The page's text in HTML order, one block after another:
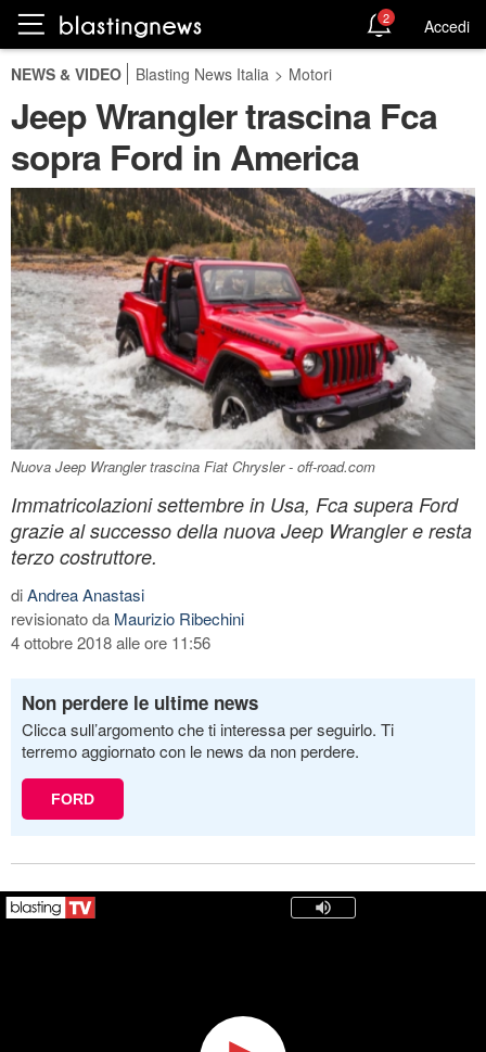
2 Accedi
NEWS & VIDEO Blasting News Italia > Motori
Jeep Wrangler trascina Fca
sopra Ford in America
Nuova Jeep Wrangler trascina Fiat Chrysler - off-road.com
Immatricolazioni settembre in Usa, Fca supera Ford
grazie al successo della nuova Jeep Wrangler e resta
terzo costruttore.
diAndrea Anastasi
revisionato da Maurizio Ribechini
4 ottobre 2018 alle ore 11:56
Non perdere le ultime news
Clicca sull’argomento che ti interessa per seguirlo. Ti
terremo aggiornato con le news da non perdere.
FORD